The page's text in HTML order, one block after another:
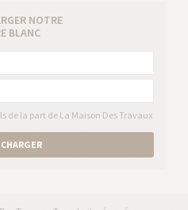
NOTRE
BLANC
de la part de La Maison Des Travaux